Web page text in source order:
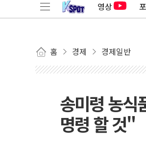
영상
홈 경제 경제일반
송미령 농식
명령 할 것"